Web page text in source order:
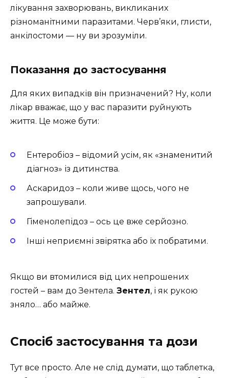
лікування захворювань, викликаних
різноманітними паразитами. Черв’яки, глисти,
анкілостоми — ну ви зрозуміли.
Показання до застосування
Для яких випадків він призначений? Ну, коли
лікар вважає, що у вас паразити руйнують
життя. Це може бути:
Ентеробіоз – відомий усім, як «знаменитий
діагноз» із дитинства.
Аскаридоз – коли живе щось, чого не
запрошували.
Гіменолепідоз – ось це вже серйозно.
Інші неприємні звірятка або їх побратими.
Якщо ви втомилися від цих непрошених
гостей – вам до Зентела. Зентел, і як рукою
зняло… або майже.
Спосіб застосування та дози
Тут все просто. Але не слід думати, що таблетка,